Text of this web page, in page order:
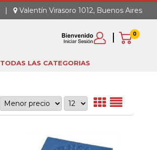
| Valentín Virasoro 1012, Buenos Aires
0
TODAS LAS CATEGORIAS